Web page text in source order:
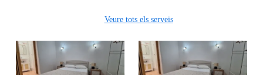
Veure tots els serveis